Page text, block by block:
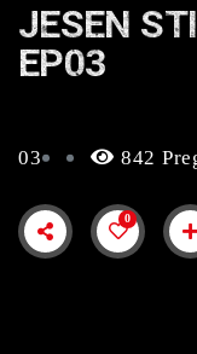
JESEN
EP03
03 842
0